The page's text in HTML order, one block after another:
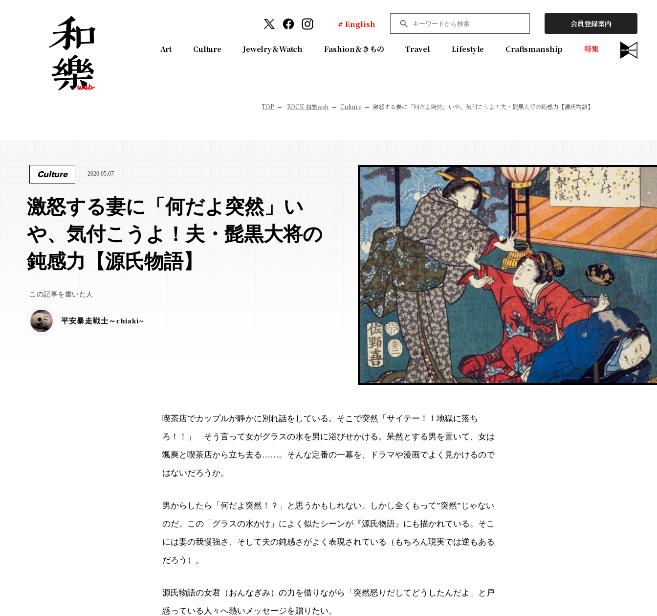
# English 会員登録案内
Art Culture Jewelry＆Watch Fashion＆きもの Travel Lifestyle Craftsmanship 特集
TOP ROCK 和樂web Culture 激怒する妻に「何だよ突然」いや、気付こうよ！夫・髭黒大将の鈍感力【源氏物語】
Culture 2020.05.07
激怒する妻に「何だよ突然」い
や、気付こうよ！夫・髭黒大将の
鈍感力【源氏物語】
この記事を書いた人
平安暴走戦士～chiaki~
喫茶店でカップルが静かに別れ話をしている。そこで突然「サイテー！！地獄に落ち
ろ！！」 そう言って女がグラスの水を男に浴びせかける。呆然とする男を置いて、女は
颯爽と喫茶店から立ち去る……。そんな定番の一幕を、ドラマや漫画でよく見かけるので
はないだろうか。
男からしたら「何だよ突然！？」と思うかもしれない。しかし全くもって”突然”じゃない
のだ。この「グラスの水かけ」によく似たシーンが『源氏物語』にも描かれている。そこ
には妻の我慢強さ、そして夫の鈍感さがよく表現されている（もちろん現実では逆もある
だろう）。
源氏物語の女君（おんなぎみ）の力を借りながら「突然怒りだしてどうしたんだよ」と戸
惑っている人々へ熱いメッセージを贈りたい。